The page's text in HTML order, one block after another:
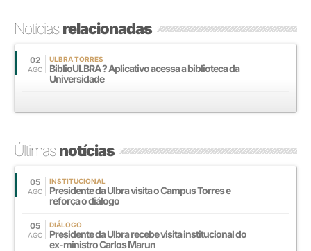
Notíciasrelacionadas
02
AGO
ULBRA TORRES
BiblioULBRA ? Aplicativo acessa a biblioteca da
Universidade
Últimasnotícias
05
AGO
INSTITUCIONAL
Presidente da Ulbra visita o Campus Torres e
reforça o diálogo
05
AGO
DIÁLOGO
Presidente da Ulbra recebe visita institucional do
ex-ministro Carlos Marun